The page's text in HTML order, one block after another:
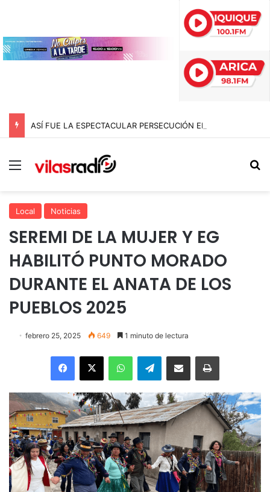
Menú
Local Noticias
SEREMI DE LA MUJER Y EG
HABILITÓ PUNTO MORADO
DURANTE EL ANATA DE LOS
PUEBLOS 2025
febrero 25, 2025 649 1 minuto de lectura
Facebook
X WhatsAppTelegramEnviar vía email Imprimir